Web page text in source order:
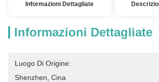
Informazioni Dettagliate
Informazioni Dettagliate
Luogo Di Origine:
Shenzhen, Cina